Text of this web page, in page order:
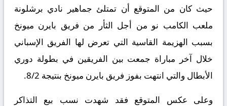
حيث كان من المتوقع أن تمتلئ جماهير نادي برشلونة
ملعب الكامب نو من أجل الثأر من فريق بايرن ميونخ
بسبب الهزيمة القاسية التي تعرض لها الفريق الإسباني
خلال آخر مباراة جمعت بين الفريقين في بطولة دوري
الأبطال والتي انتهت بفوز فريق بايرن ميونخ بنتيجة 8/2.
وعلى عكس المتوقع فقد شهدت نسب بيع التذاكر